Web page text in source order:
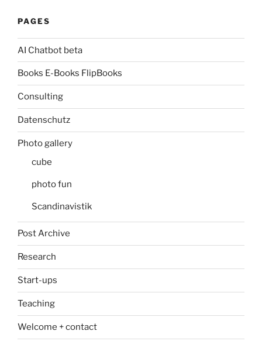
PAGES
AI Chatbot beta
Books E-Books FlipBooks
Consulting
Datenschutz
Photo gallery
cube
photo fun
Scandinavistik
Post Archive
Research
Start-ups
Teaching
Welcome + contact